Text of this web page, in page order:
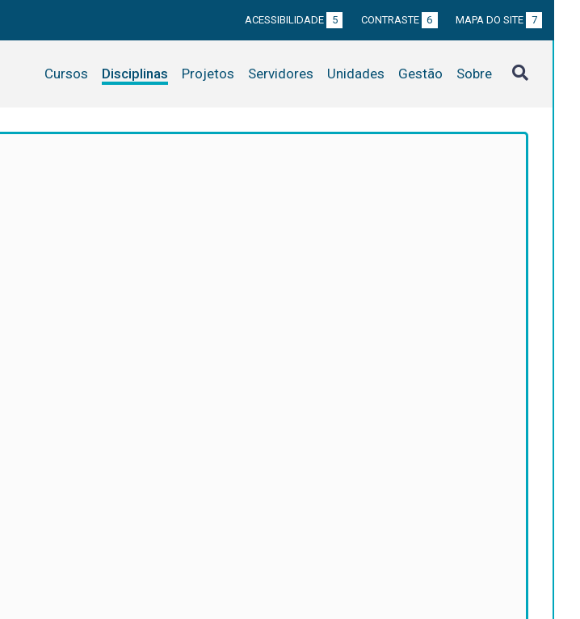
ACESSIBILIDADE 5 CONTRASTE 6 MAPA DO SITE 7
Cursos Disciplinas Projetos Servidores Unidades Gestão Sobre